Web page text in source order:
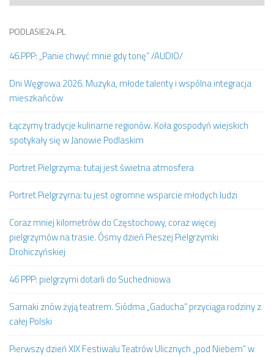
PODLASIE24.PL
46.PPP: „Panie chwyć mnie gdy tonę” /AUDIO/
Dni Węgrowa 2026. Muzyka, młode talenty i wspólna integracja
mieszkańców
Łączymy tradycje kulinarne regionów. Koła gospodyń wiejskich
spotykały się w Janowie Podlaskim
Portret Pielgrzyma: tutaj jest świetna atmosfera
Portret Pielgrzyma: tu jest ogromne wsparcie młodych ludzi
Coraz mniej kilometrów do Częstochowy, coraz więcej
pielgrzymów na trasie. Ósmy dzień Pieszej Pielgrzymki
Drohiczyńskiej
46 PPP: pielgrzymi dotarli do Suchedniowa
Sarnaki znów żyją teatrem. Siódma „Gaducha” przyciąga rodziny z
całej Polski
Pierwszy dzień XIX Festiwalu Teatrów Ulicznych „pod Niebem” w